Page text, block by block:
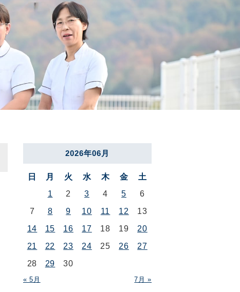
2026年06月
日 月 火 水 木 金 土
« 5月 7月 »
1 2 3 4 5
6
7
8 9 10 11 12
13
14
15 16 17 18 19
20
21
22 23 24 25 26
27
28
29 30